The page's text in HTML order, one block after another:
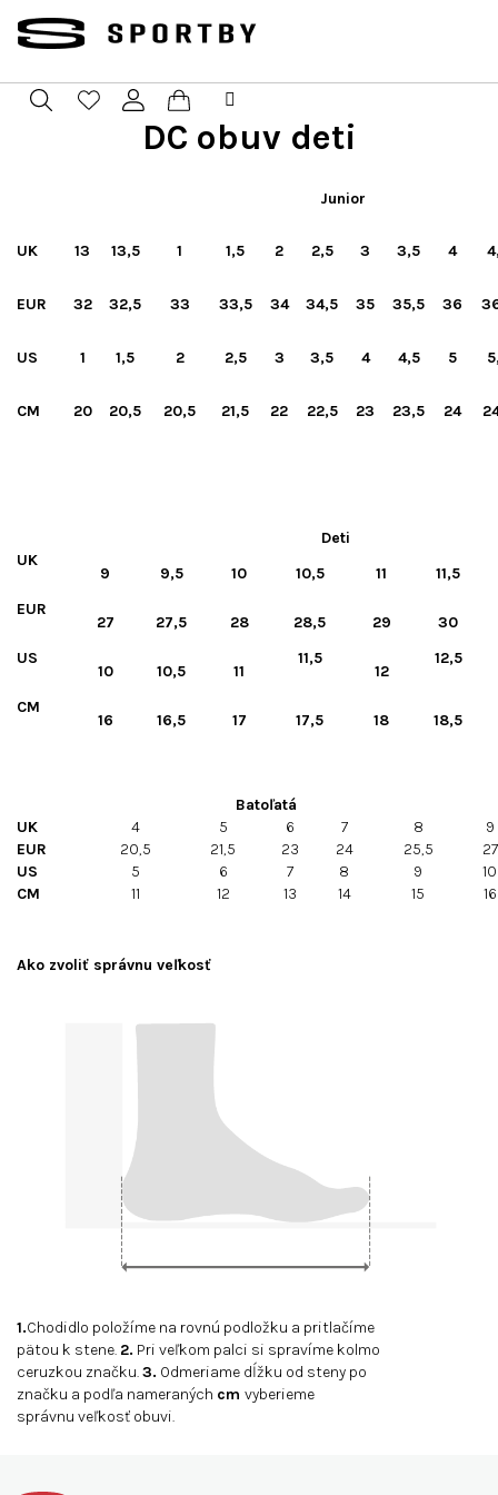
obsah
Prihlásenie
Nákupný
DC obuv deti
Junior
UK 13 13,5 1 1,5 2 2,5 3 3,5 4
EUR 32 32,5 33 33,5 34 34,5 35 35,5 36
US 1 1,5 2 2,5 3 3,5 4 4,5 5
CM 20 20,5 20,5 21,5 22 22,5 23 23,5 24
Deti
UK
9 9,5 10 10,5 11
11,5
EUR
27 27,5 28 28,5 29
30
US
10 10,5 11
11,5
12
12,5
CM
16 16,5 17 17,5 18 18,5
Batoľatá
UK
4 5 6 7 8
9
EUR
20,5 21,5 23 24 25,5
27
US
5 6 7 8 9
10
CM
11 12 13 14 15 16
Ako zvoliť správnu veľkosť
1.Chodidlo položíme na rovnú podložku a pritlačíme
pätou k stene. 2. Pri veľkom palci si spravíme kolmo
ceruzkou značku.3. Odmeriame dĺžku od steny po
značku a podľa nameraných cm vyberieme
správnu veľkosť obuvi.